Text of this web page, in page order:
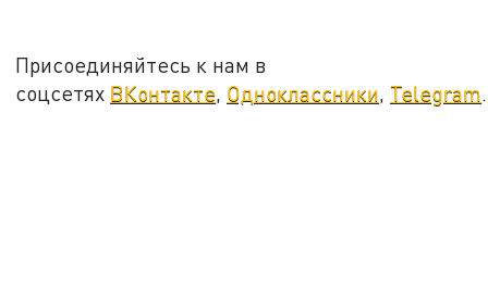
Присоединяйтесь к нам в
соцсетях ВКонтакте, Одноклассники, Telegram.